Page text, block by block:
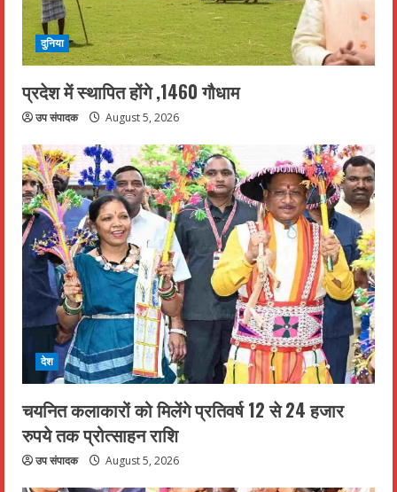
दुनिया
प्रदेश में स्थापित होंगे ,1460 गौधाम
उप संपादक August 5, 2026
देश
चयनित कलाकारों को मिलेंगे प्रतिवर्ष 12 से 24 हजार
रुपये तक प्रोत्साहन राशि
उप संपादक August 5, 2026